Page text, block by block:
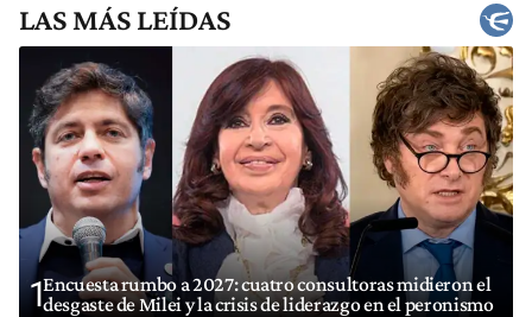
LAS MÁS LEÍDAS
1Encuesta rumbo a 2027: cuatro consultoras midieron el
desgaste de Milei y la crisis de liderazgo en el peronismo